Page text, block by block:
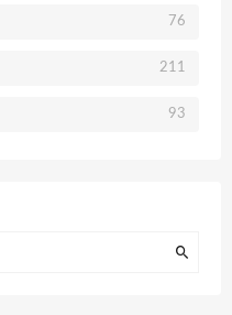
76
211
93